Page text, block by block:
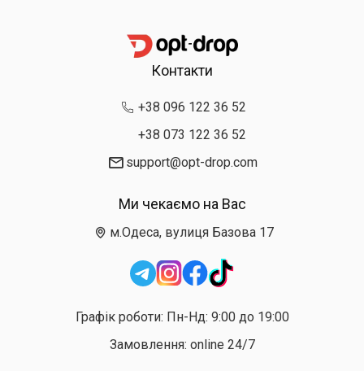
Контакти
+38 096 122 36 52
+38 073 122 36 52
support@opt-drop.com
Ми чекаємо на Вас
м.Одеса, вулиця Базова 17
Графік роботи: Пн-Нд: 9:00 до 19:00
Замовлення: online 24/7